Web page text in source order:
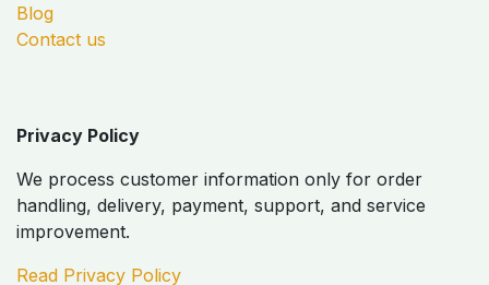
Blog
Contact us
Privacy Policy
We process customer information only for order
handling, delivery, payment, support, and service
improvement.
Read Privacy Policy